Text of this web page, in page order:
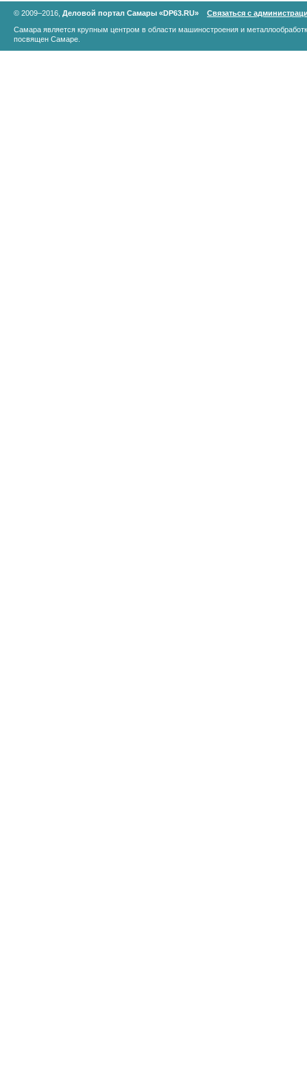
© 2009–2016, Деловой портал Самары «DP63.RU»
Связаться с
Самара является крупным центром в области машиностроения и
посвящен Самаре.